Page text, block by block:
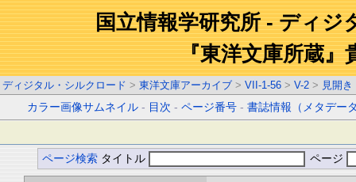
国立情報学研究所 - ディジ
『東洋文庫所蔵』
ディジタル・シルクロード > 東洋文庫アーカイブ > VII-1-56 > V-2 > 見開き
カラー画像サムネイル - 目次 -ページ番号 -書誌情報（メタデー
ページ検索 タイトル ページ